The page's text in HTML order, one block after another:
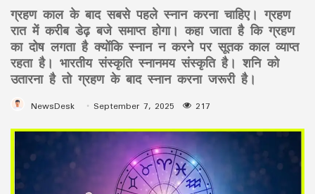
ग्रहण काल के बाद सबसे पहले स्‍नान करना चाहिए। ग्रहण
रात में करीब डेढ़ बजे समाप्‍त होगा। कहा जाता है कि ग्रहण
का दोष लगता है क्‍योंकि स्‍नान न करने पर सूतक काल व्‍याप्‍त
रहता है। भारतीय संस्‍कृति स्‍नानमय संस्‍कृति है। शनि को
उतारना है तो ग्रहण के बाद स्‍नान करना जरूरी है।
NewsDesk September 7, 2025 217